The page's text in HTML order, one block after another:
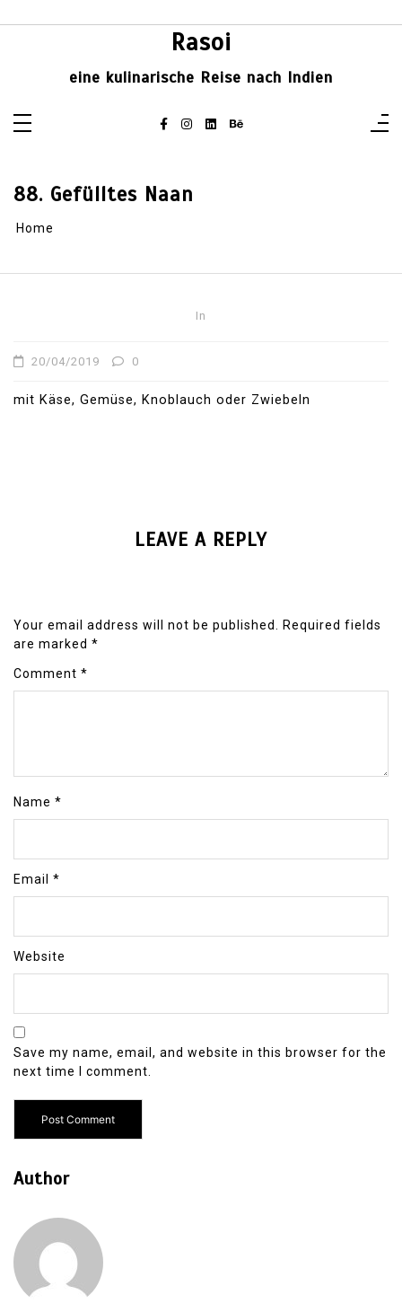
Rasoi
eine kulinarische Reise nach Indien
88. Gefülltes Naan
Home
In
20/04/2019 0
mit Käse, Gemüse, Knoblauch oder Zwiebeln
LEAVE A REPLY
Your email address will not be published. Required fields
are marked *
Comment *
Name *
Email *
Website
Save my name, email, and website in this browser for the
next time I comment.
Author